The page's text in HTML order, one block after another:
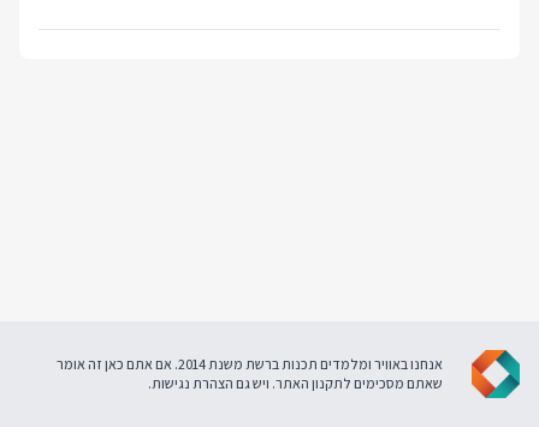
אנחנו באוויר ומלמדים תכנות ברשת משנת 2014. אם אתם כאן זה אומר
שאתם מסכימים לתקנון האתר. ויש גם הצהרת נגישות.